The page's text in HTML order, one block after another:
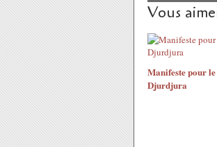
Vous
Manifeste pour le
Djurdjura